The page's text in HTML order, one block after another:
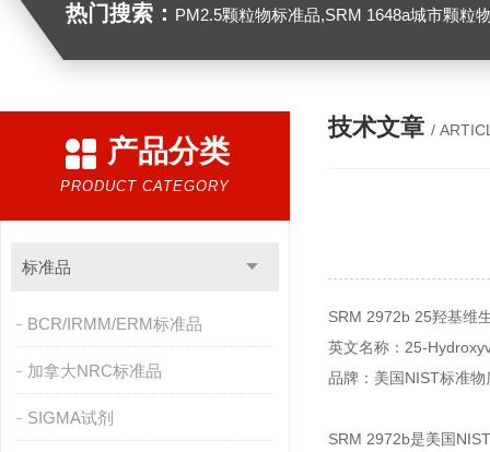
热门搜索： PM2.5颗粒物标准品,SRM 1648a城市颗粒物,SRM 1649B
产品分类
PRODUCT CATEGORY
标准品
BCR/IRMM/ERM标准品
加拿大NRC标准品
SIGMA试剂
技术文章 /
SRM 2972b 25羟基维
英文名称：25-
品牌：美国NIST标准物
SRM 2972b是美国